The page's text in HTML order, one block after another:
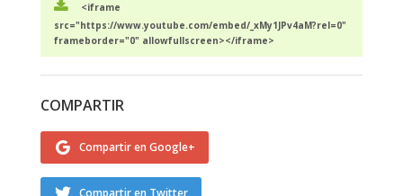
<iframe
src="https://www.youtube.com/embed/_xMy1JPv4aM?rel=0"
frameborder="0" allowfullscreen></iframe>
COMPARTIR
Compartir en Google+